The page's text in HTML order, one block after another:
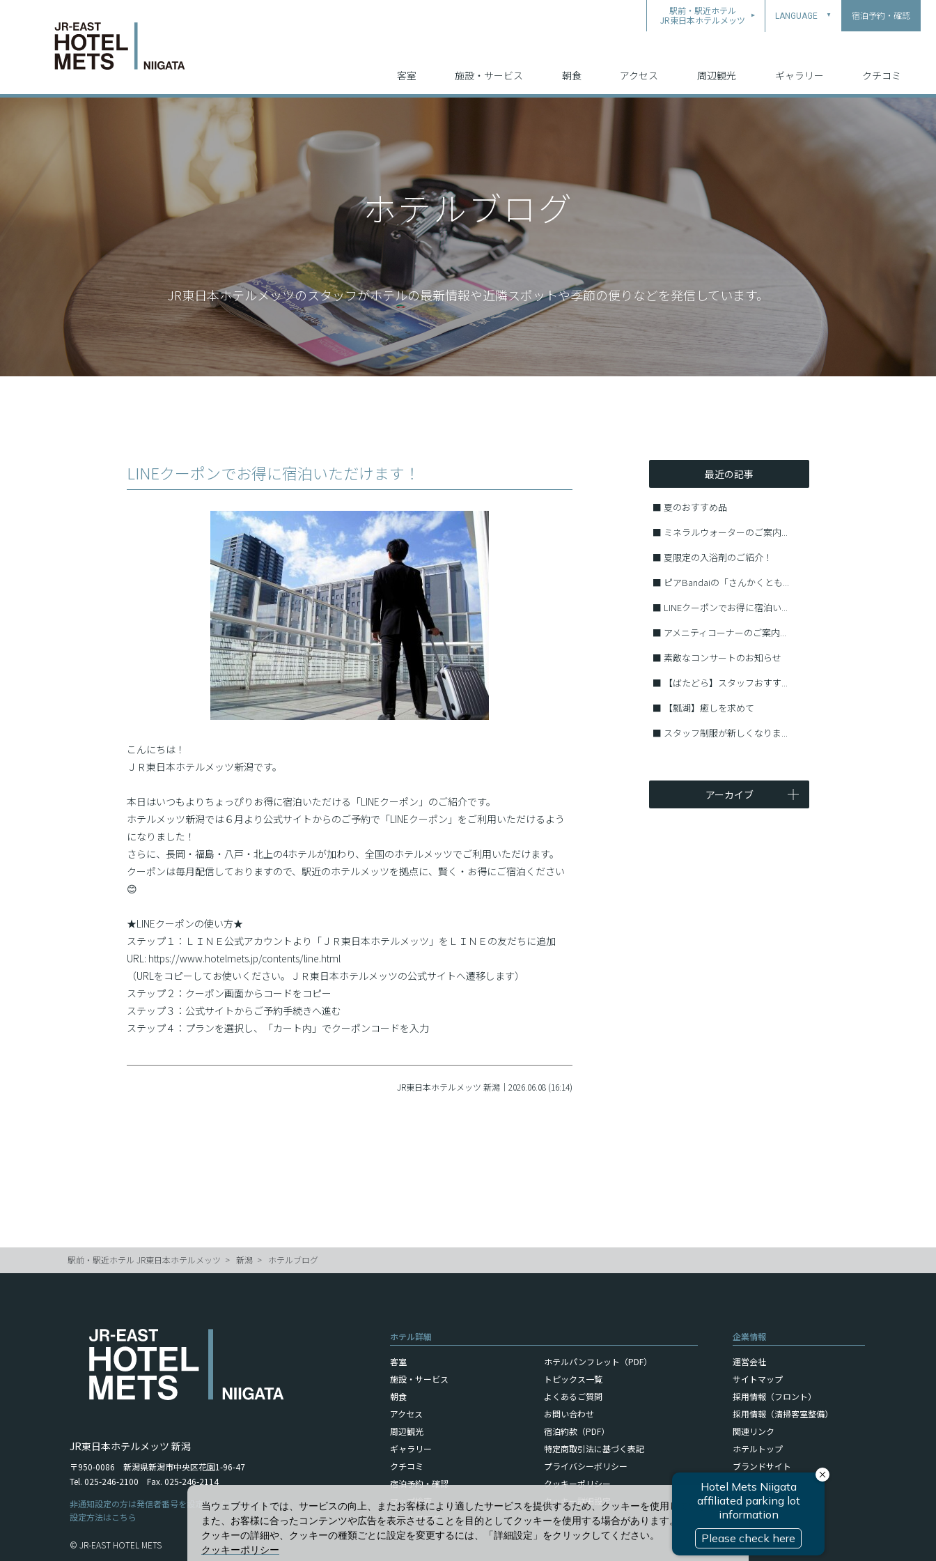
駅前・駅近ホテル
JR東日本ホテルメッツ
LANGUAGE ▲ 宿泊予約・確認
客室 施設・サービス 朝食 アクセス 周辺観光 ギャラリー クチコミ
ホテルブログ
JR東日本ホテルメッツのスタッフがホテルの最新情報や近隣スポットや季節の便りなどを発信しています。
LINEクーポンでお得に宿泊いただけます！
こんにちは！
ＪＲ東日本ホテルメッツ新潟です。
本日はいつもよりちょっぴりお得に宿泊いただける「LINEクーポン」のご紹介です。
ホテルメッツ新潟では６月より公式サイトからのご予約で「LINEクーポン」をご利用いただけるよう
になりました！
さらに、長岡・福島・八戸・北上の4ホテルが加わり、全国のホテルメッツでご利用いただけます。
クーポンは毎月配信しておりますので、駅近のホテルメッツを拠点に、賢く・お得にご宿泊ください
😊
★LINEクーポンの使い方★
ステップ１：ＬＩＮＥ公式アカウントより「ＪＲ東日本ホテルメッツ」をＬＩＮＥの友だちに追加
URL: https://www.hotelmets.jp/contents/line.html
（URLをコピーしてお使いください。ＪＲ東日本ホテルメッツの公式サイトへ遷移します）
ステップ２：クーポン画面からコードをコピー
ステップ３：公式サイトからご予約手続きへ進む
ステップ４：プランを選択し、「カート内」でクーポンコードを入力
JR東日本ホテルメッツ 新潟｜2026.06.08 (16:14)
最近の記事
■ 夏のおすすめ品
■ ミネラルウォーターのご案内...
■ 夏限定の入浴剤のご紹介！
■ ピアBandaiの「さんかくとも...
■ LINEクーポンでお得に宿泊い...
■ アメニティコーナーのご案内...
■ 素敵なコンサートのお知らせ
■
【ばたどら】スタッフおすす...
■
【瓢湖】癒しを求めて
■ スタッフ制服が新しくなりま...
アーカイブ
駅前・駅近ホテル JR東日本ホテルメッツ 新潟 ホテルブログ
ホテル詳細
客室
施設・サービス
朝食
アクセス
周辺観光
ギャラリー
クチコミ
宿泊予約・確認
マップ検索
ホテルブログ
ホテルパンフレット（PDF）
トピックス一覧
よくあるご質問
お問い合わせ
宿泊約款（PDF）
特定商取引法に基づく表記
プライバシーポリシー
クッキーポリシー
クッキー詳細設定
企業情報
運営会社
サイトマップ
採用情報（フロント）
採用情報（清掃客室整備）
関連リンク
ホテルトップ
ブランドサイト
JR東日本ホテルメッツ 新潟
〒950-0086 新潟県新潟市中央区花園1-96-47
Tel. 025-246-2100 Fax. 025-246-2114
非通知設定の方は発信者番号を設定の上お電話ください。
設定方法はこちら
© JR-EAST HOTEL METS
当ウェブサイトでは、サービスの向上、またお客様により適したサービスを提供するため、クッキーを使用しています。
また、お客様に合ったコンテンツや広告を表示させることを目的としてクッキーを使用する場合があります。
クッキーの詳細や、クッキーの種類ごとに設定を変更するには、「詳細設定」をクリックしてください。
クッキーポリシー